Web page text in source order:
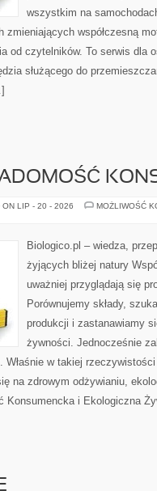
wszystkim na
zmieniających współczesną
od czytelników. To serwis dla
służącego do
ON LIP - 20 - 2026
MOŻLIWOŚĆ
Biologico.pl – wiedza,
żyjących bliżej natury
uważniej przyglądają się
Porównujemy składy,
produkcji i zastanawiamy
żywności. Jednocześnie
w takiej
na zdrowym odżywianiu,
Konsumencka i Ekologiczna